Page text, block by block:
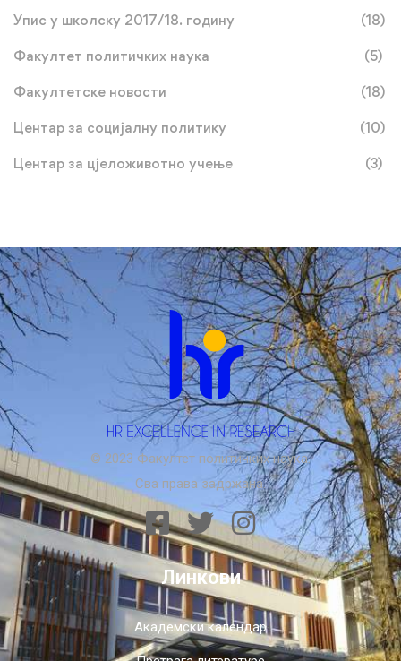
Упис у школску 2017/18. годину (18)
Факултет политичких наука (5)
Факултетске новости (18)
Центар за социјалну политику (10)
Центар за цјеложивотно учење (3)
© 2023 Факултет политичких наука.
Сва права задржана.
Линкови
Академски календар